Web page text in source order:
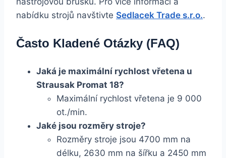
nabídku strojů navštivte Sedlacek Trade s.r.o..
Často Kladené Otázky (FAQ)
Jaká je maximální rychlost vřetena u
Strausak Promat 18?
Maximální rychlost vřetena je 9 000
ot./min.
Jaké jsou rozměry stroje?
Rozměry stroje jsou 4700 mm na
délku, 2630 mm na šířku a 2450 mm